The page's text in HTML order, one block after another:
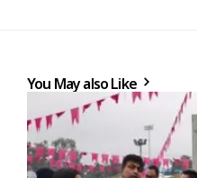
You May also Like